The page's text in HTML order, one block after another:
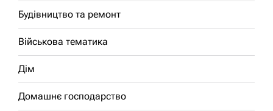
Будівництво та ремонт
Військова тематика
Дім
Домашнє господарство